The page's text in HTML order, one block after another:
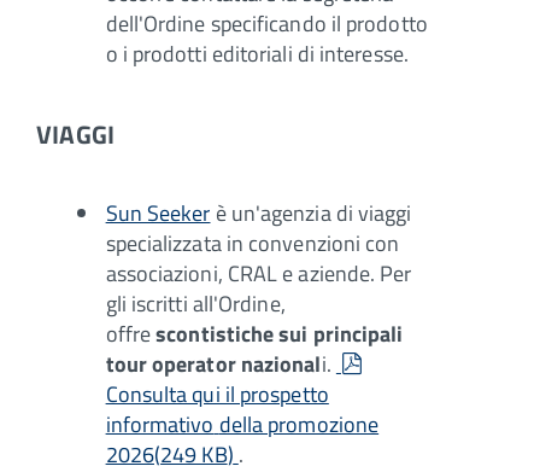
dell'Ordine specificando il prodotto
o i prodotti editoriali di interesse.
VIAGGI
Sun Seeker è un'agenzia di viaggi
specializzata in convenzioni con
associazioni, CRAL e aziende. Per
gli iscritti all'Ordine,
offrescontistiche sui principali
tour operator nazionali.
pdf
Consulta qui il prospetto
informativo della promozione
2026(249 KB) .